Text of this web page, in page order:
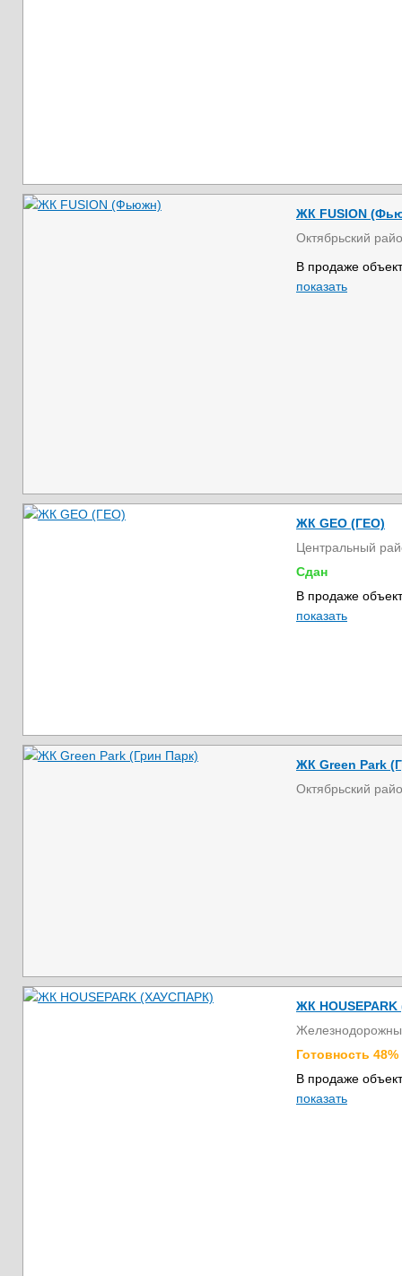
ЖК FUSION
Октябрьский
В продаже
показать
ЖК GEO (ГЕО)
Центральный
Сдан
В продаже
показать
ЖК Green Park
Октябрьский
ЖК
Готовность 48%
В продаже
показать